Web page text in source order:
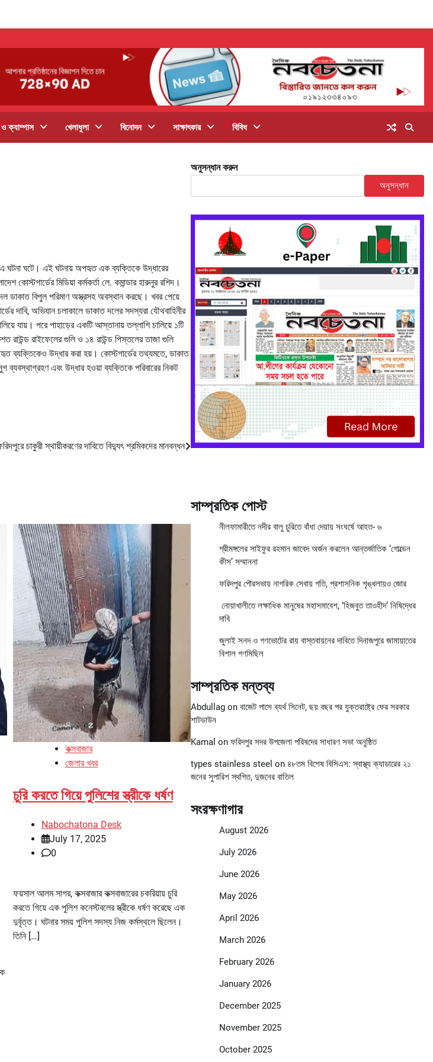
ও ক্যাম্পাস খেলাধুলা বিনোদন সাক্ষাৎকার বিবিধ
এ ঘটনা ঘটে। এই ঘটনায় অপহৃত এক ব্যক্তিকে উদ্ধারের
কোস্টগার্ডের মিডিয়া কর্মকর্তা লে. কমান্ডার হারুনুর রশিদ।
ডাকাত বিপুল পরিমাণ অস্ত্রসহ অবস্থান করছে। খবর পেয়ে
দাবি, অভিযান চলাকালে ডাকাত দলের সদস্যরা যৌথবাহিনীর
যায়। পরে পাহাড়ের একটি আস্তানায় তল্লাশি চালিয়ে ১টি
রাউন্ড রাইফেলের গুলি ও ১৪ রাউন্ড পিস্তলের তাজা গুলি
ব্যক্তিকেও উদ্ধার করা হয়। কোস্টগার্ডের তথ্যমতে, ডাকাত
এবং উদ্ধার হওয়া ব্যক্তিকে পরিবারের নিকট
চাকুরী স্থায়ীকরণের দাবিতে বিদ্যুৎ শ্রমিকদের মানবন্ধন
কক্সবাজার
জেলার খবর
চুরি করতে গিয়ে পুলিশের স্ত্রীকে ধর্ষণ
Nabochatona Desk
July 17, 2025
0
ফয়সাল আলম সাগর, কক্সবাজার কক্সবাজারের চকরিয়ায় চুরি
করতে গিয়ে এক পুলিশ কনেস্টবলের স্ত্রীকে ধর্ষণ করেছে এক
দুর্বৃত্ত। ঘটনার সময় পুলিশ সদস্য নিজ কর্মস্থলে ছিলেন।
তিনি […]
অনুসন্ধান করুন
অনুসন্ধান
সাম্প্রতিক পোস্ট
নীলফামারীতে নদীর বালু চুরিতে বাঁধা দেয়ায় সংঘর্ষে আহত- ৬
শ্রীমঙ্গলের সাইফুর রহমান জাবেদ অর্জন করলেন আন্তর্জাতিক ‘গোল্ডেন
কীস’ সম্মাননা
ফরিদপুর পৌরসভায় নাগরিক সেবায় গতি, প্রশাসনিক শৃঙ্খলায়ও জোর
নোয়াখালীতে লক্ষাধিক মানুষের মহাসমাবেশ, ‘হিজবুত তাওহীদ’ নিষিদ্ধের
দাবি
জুলাই সনদ ও গণভোটের রায় বাস্তবায়নের দাবিতে দিনাজপুরে জামায়াতের
বিশাল গণমিছিল
সাম্প্রতিক মন্তব্য
Abdullagon বাজেট পাসে ব্যর্থ সিনেট, ছয় বছর পর যুক্তরাষ্ট্রে ফের সরকার
শাটডাউন
Kamal on ফরিদপুর সদর উপজেলা পরিষদের সাধারণ সভা অনুষ্ঠিত
types stainless steel on ৪৮তম বিশেষ বিসিএস: স্বাস্থ্য ক্যাডারের ২১
জনের সুপারিশ স্থগিত, দুজনের বাতিল
সংরক্ষণাগার
August 2026
July 2026
June 2026
May 2026
April 2026
March 2026
February 2026
January 2026
December 2025
November 2025
October 2025